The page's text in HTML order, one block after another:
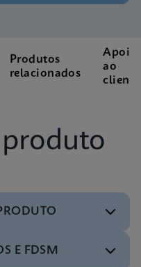
Produtos
relacionados
Apoio
ao
cliente
produto
E FDSM